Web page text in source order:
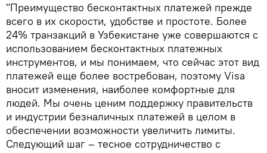
"Преимущество бесконтактных платежей прежде
всего в их скорости, удобстве и простоте. Более
24% транзакций в Узбекистане уже совершаются с
использованием бесконтактных платежных
инструментов, и мы понимаем, что сейчас этот вид
платежей еще более востребован, поэтому Visa
вносит изменения, наиболее комфортные для
людей. Мы очень ценим поддержку правительств
и индустрии безналичных платежей в целом в
обеспечении возможности увеличить лимиты.
Следующий шаг – тесное сотрудничество с